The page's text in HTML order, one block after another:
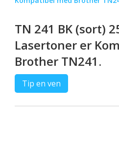
TN 241 BK (sort)
Lasertoner er
Brother TN241.
Tip en ven